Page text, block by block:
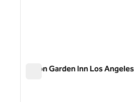
Hilton Garden Inn Los